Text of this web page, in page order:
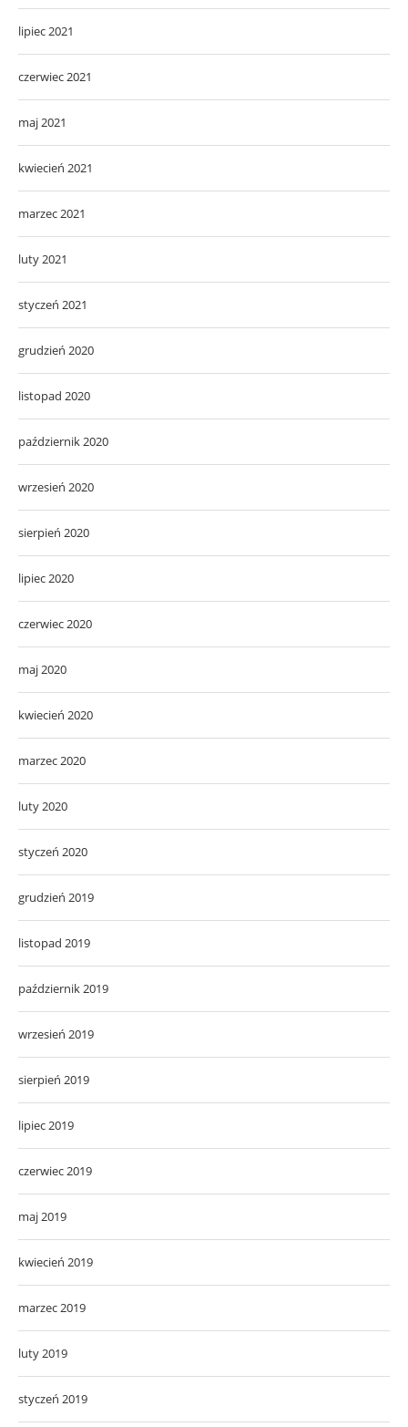
lipiec 2021
czerwiec 2021
maj 2021
kwiecień 2021
marzec 2021
luty 2021
styczeń 2021
grudzień 2020
listopad 2020
październik 2020
wrzesień 2020
sierpień 2020
lipiec 2020
czerwiec 2020
maj 2020
kwiecień 2020
marzec 2020
luty 2020
styczeń 2020
grudzień 2019
listopad 2019
październik 2019
wrzesień 2019
sierpień 2019
lipiec 2019
czerwiec 2019
maj 2019
kwiecień 2019
marzec 2019
luty 2019
styczeń 2019